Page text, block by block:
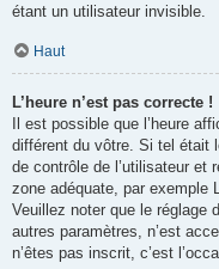
étant un utilisateur invisible.
Haut
L’heure n’est pas correcte !
Il est possible que l’heure
différent du vôtre. Si tel était
de contrôle de l’utilisateur et
zone adéquate, par exemple
Veuillez noter que le réglage
autres paramètres, n’est
n’êtes pas inscrit, c’est